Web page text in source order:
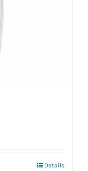
Details